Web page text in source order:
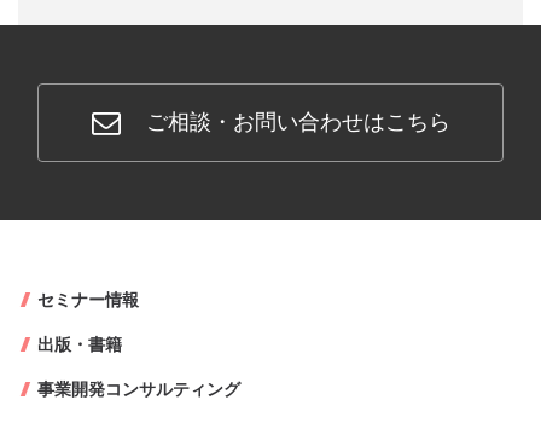
ご相談・お問い合わせはこちら
セミナー情報
出版・書籍
事業開発コンサルティング